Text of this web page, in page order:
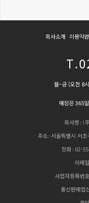
회사소개 이용약관
월~금 (오전 8
매장은 365
회사명 : (
주소 : 서울특별시 서
전화: 02-
이메일
사업자등록번호
통신판매업